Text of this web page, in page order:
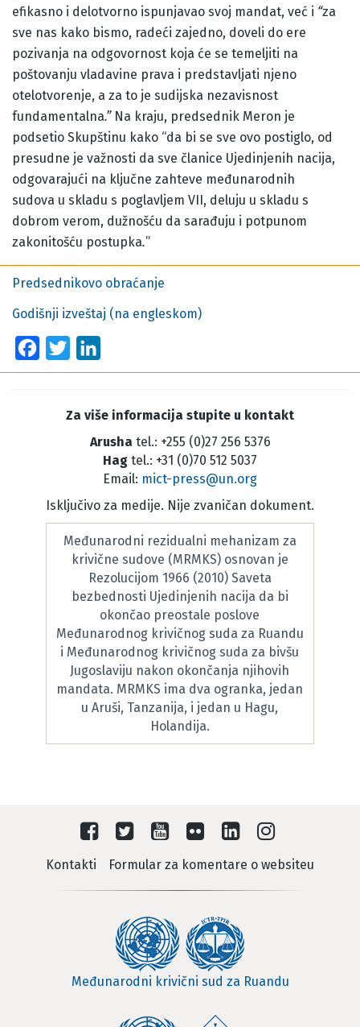
efikasno i delotvorno ispunjavao svoj mandat, već i “za
sve nas kako bismo, radeći zajedno, doveli do ere
pozivanja na odgovornost koja će se temeljiti na
poštovanju vladavine prava i predstavljati njeno
otelotvorenje, a za to je sudijska nezavisnost
fundamentalna.” Na kraju, predsednik Meron je
podsetio Skupštinu kako “da bi se sve ovo postiglo, od
presudne je važnosti da sve članice Ujedinjenih nacija,
odgovarajući na ključne zahteve međunarodnih
sudova u skladu s poglavljem VII, deluju u skladu s
dobrom verom, dužnošću da sarađuju i potpunom
zakonitošću postupka.”
Predsednikovo obraćanje
Godišnji izveštaj (na engleskom)
Facebook
Twitter
Za više informacija stupite u kontakt
Arusha tel.: +255 (0)27 256 5376
Hag tel.: +31 (0)70 512 5037
Email: mict-press@un.org
Isključivo za medije. Nije zvaničan dokument.
Međunarodni rezidualni mehanizam za
krivične sudove (MRMKS) osnovan je
Rezolucijom 1966 (2010) Saveta
bezbednosti Ujedinjenih nacija da bi
okončao preostale poslove
Međunarodnog krivičnog suda za Ruandu
i Međunarodnog krivičnog suda za bivšu
Jugoslaviju nakon okončanja njihovih
mandata. MRMKS ima dva ogranka, jedan
u Aruši, Tanzanija, i jedan u Hagu,
Holandija.
Kontakti Formular za komentare o websiteu
Međunarodni krivični sud za Ruandu